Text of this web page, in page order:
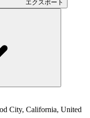
エクスポート
City, California, United